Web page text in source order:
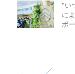
“い
に
ポ